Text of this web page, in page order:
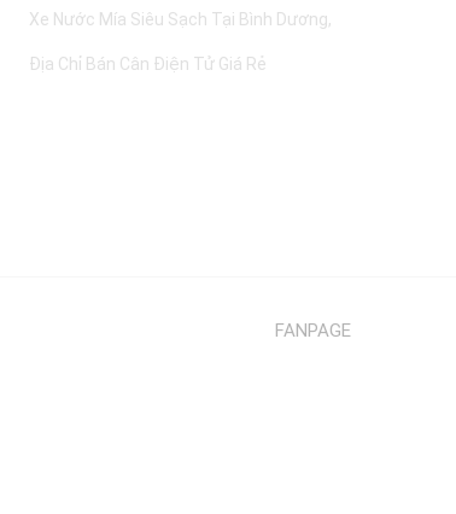
Xe Nước Mía Siêu Sạch Tại Bình Dương
Địa Chỉ Bán Cân Điện Tử Giá Rẻ
FANPAGE